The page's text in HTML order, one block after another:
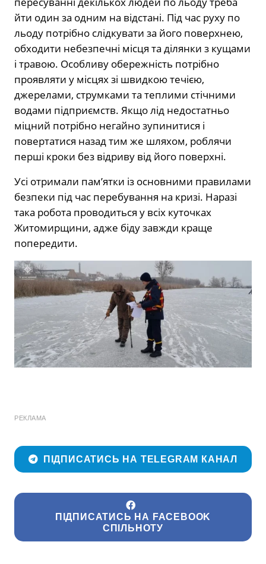
йти один за одним на відстані. Під час руху по
льоду потрібно слідкувати за його поверхнею,
обходити небезпечні місця та ділянки з кущами
і травою. Особливу обережність потрібно
проявляти у місцях зі швидкою течією,
джерелами, струмками та теплими стічними
водами підприємств. Якщо лід недостатньо
міцний потрібно негайно зупинитися і
повертатися назад тим же шляхом, роблячи
перші кроки без відриву від його поверхні.
Усі отримали пам’ятки із основними правилами
безпеки під час перебування на кризі. Наразі
така робота проводиться у всіх куточках
Житомирщини, адже біду завжди краще
попередити.
РЕКЛАМА
ПІДПИСАТИСЬ НА TELEGRAM КАНАЛ
ПІДПИСАТИСЬ НА FACEBOOK
СПІЛЬНОТУ